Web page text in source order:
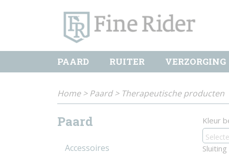
PAARD RUITER VERZORGING
Home>Paard> Therapeutische producten
Paard
Accessoires
Kleur